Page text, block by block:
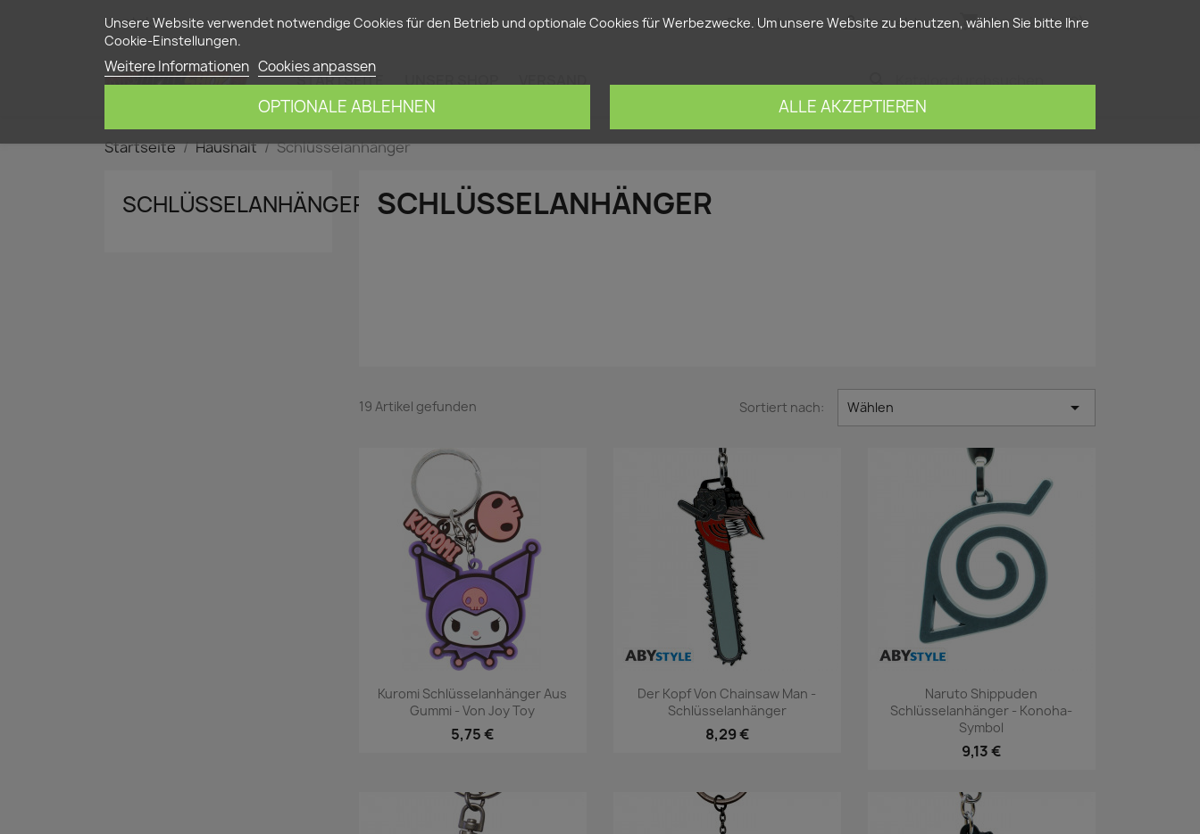
Kontakt Deutsch Anmelden shopping_cartWarenkorb (0)
STARTSEITE UNSER SHOP VERSAND search
Startseite Haushalt Schlüsselanhänger
SCHLÜSSELANHÄNGER SCHLÜSSELANHÄNGER
19 Artikel gefunden Sortiert nach: Wählen 
Vorschau
Kuromi Schlüsselanhänger Aus
Gummi - Von Joy Toy
5,75 €
Vorschau
Der Kopf Von Chainsaw Man -
Schlüsselanhänger
8,29 €
Vorschau
Naruto Shippuden
Schlüsselanhänger - Konoha-
Symbol
9,13 €
Unsere Website verwendet notwendige Cookies für den Betrieb und optionale Cookies für Werbezwecke. Um unsere Website zu benutzen, wählen Sie bitte Ihre
Cookie-Einstellungen.
Weitere Informationen Cookies anpassen
OPTIONALE ABLEHNEN ALLE AKZEPTIEREN